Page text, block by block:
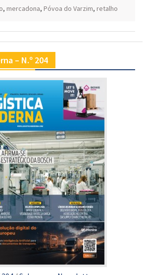
, mercadona, Póvoa do Varzim, retalho
– N.º 204